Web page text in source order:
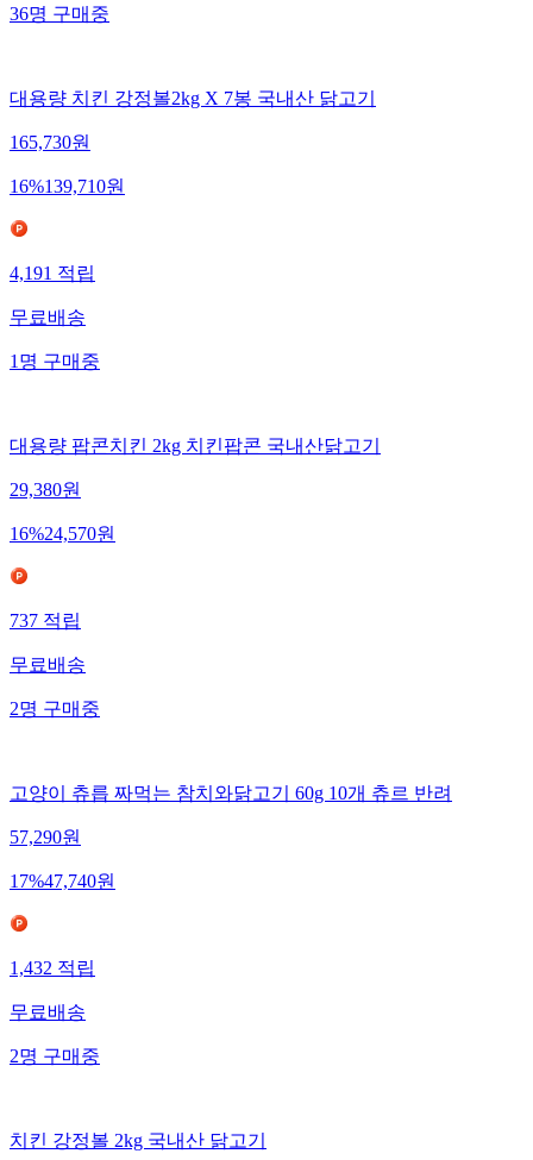
36명구매중
대용량 치킨 강정볼2kg X 7봉 국내산 닭고기
165,730원
16%139,710원
4,191적립
무료배송
1명구매중
대용량 팝콘치킨 2kg 치킨팝콘 국내산닭고기
29,380원
16%24,570원
737적립
무료배송
2명구매중
고양이 츄릅 짜먹는 참치와닭고기 60g 10개 츄르 반려
57,290원
17%47,740원
1,432적립
무료배송
2명구매중
치킨 강정볼 2kg 국내산 닭고기